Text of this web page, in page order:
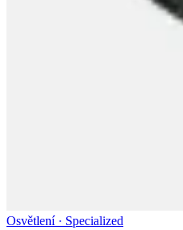
Osvětlení · Specialized